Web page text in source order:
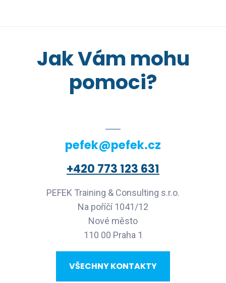
Jak Vám mohu
pomoci?
pefek@pefek.cz
+420 773 123 631
PEFEK Training & Consulting s.r.o.
Na poříčí 1041/12
Nové město
110 00 Praha 1
VŠECHNY KONTAKTY